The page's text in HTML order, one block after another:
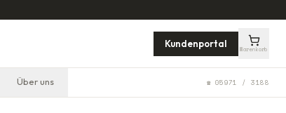
Kundenportal
Warenkorb
Über uns ☎ 05971 / 3188